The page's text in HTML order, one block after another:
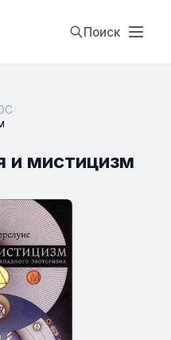
Поиск
и мистицизм